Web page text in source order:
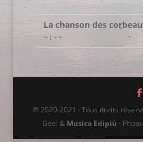
La chanson des
-:--
© 2020-2021 · Tous droits
Geel & Musica Edipiù -